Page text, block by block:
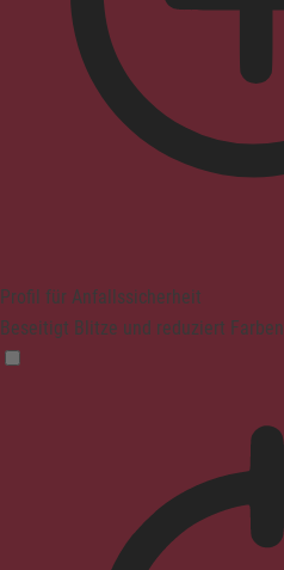
Profil für Anfallssicherheit
Beseitigt Blitze und reduziert Farben